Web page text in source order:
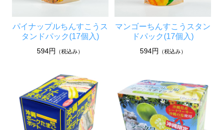
パイナップルちんすこうス
タンドパック(17個入)
594円 （税込み）
マンゴーちんすこうスタン
ドパック(17個入)
594円 （税込み）